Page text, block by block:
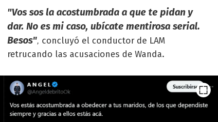
"Vos sos la acostumbrada a que te pidan y
dar. No es mi caso, ubícate mentirosa serial.
Besos", concluyó el conductor de LAM
retrucando las acusaciones de Wanda.